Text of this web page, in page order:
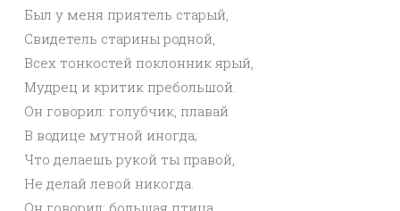
Был у меня приятель старый,
Свидетель старины родной,
Всех тонкостей поклонник ярый,
Мудрец и критик пребольшой.
Он говорил: голубчик, плавай
В водице мутной иногда;
Что делаешь рукой ты правой,
Не делай левой никогда.
Он говорил: большая птица,